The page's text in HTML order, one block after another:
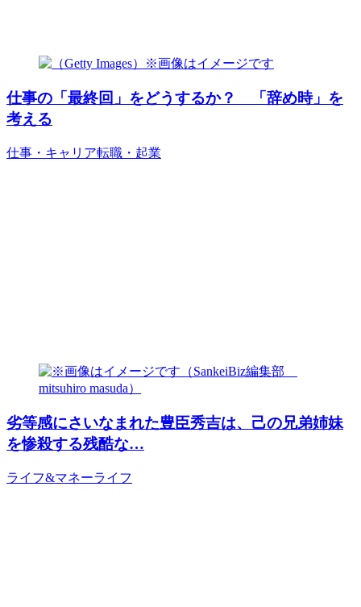
仕事の「最終回」をどうするか？ 「辞め時」を
考える
仕事・キャリア転職・起業
劣等感にさいなまれた豊臣秀吉は、己の兄弟姉妹
を惨殺する残酷な…
ライフ&マネーライフ